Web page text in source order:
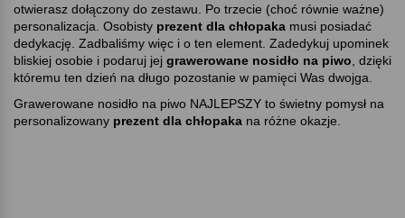
otwierasz dołączony do zestawu. Po trzecie (choć równie ważne)
personalizacja. Osobisty prezent dla chłopaka musi posiadać
dedykację. Zadbaliśmy więc i o ten element. Zadedykuj upominek
bliskiej osobie i podaruj jej grawerowane nosidło na piwo , dzięki
któremu ten dzień na długo pozostanie w pamięci Was dwojga.
Grawerowane nosidło na piwo NAJLEPSZY to świetny pomysł na
personalizowany prezent dla chłopaka na różne okazje.